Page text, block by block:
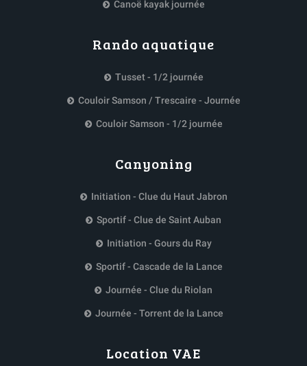
Canoë kayak journée
Rando aquatique
Tusset - 1/2 journée
Couloir Samson / Trescaire - Journée
Couloir Samson - 1/2 journée
Canyoning
Initiation - Clue du Haut Jabron
Sportif - Clue de Saint Auban
Initiation - Gours du Ray
Sportif - Cascade de la Lance
Journée - Clue du Riolan
Journée - Torrent de la Lance
Location VAE